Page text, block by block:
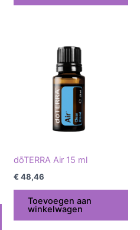
dōTERRA Air 15 ml
€ 48,46
Toevoegen aan
winkelwagen